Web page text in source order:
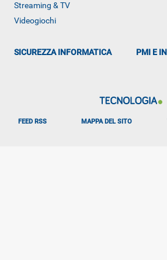
ALTRO
Streaming & TV
Videogiochi
SICUREZZA INFORMATICA PMI E
FEED RSS MAPPA DEL SITO